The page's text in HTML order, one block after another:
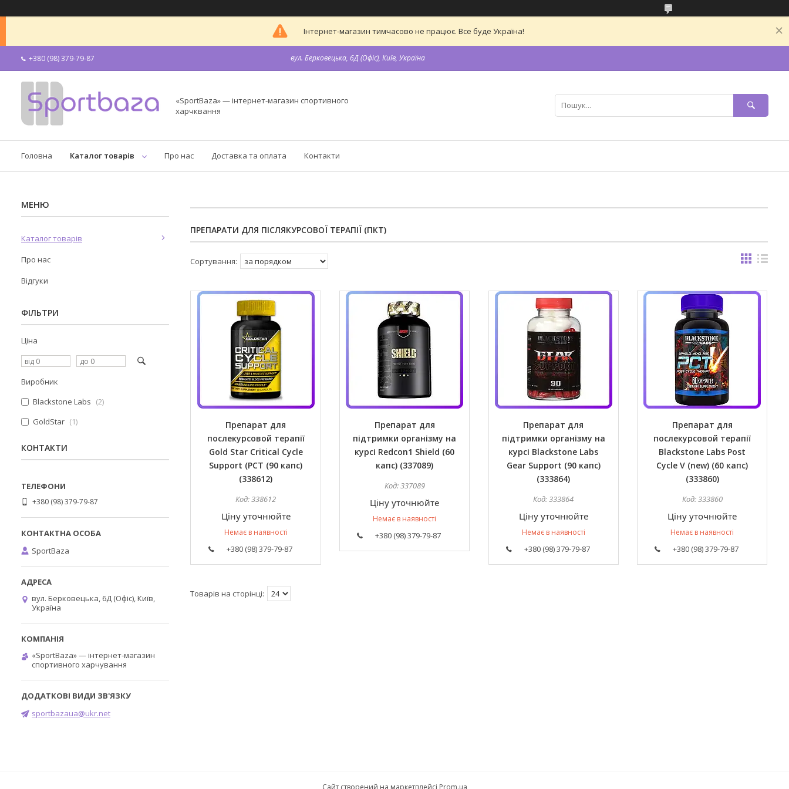
Інтернет-магазин тимчасово не працює. Все буде Україна!
+380 (98) 379-79-87 вул. Берковецька, 6Д (Офіс), Київ, Україна
«SportBaza» — інтернет-магазин спортивного
харчквання
Головна Каталог товарів Про нас Доставка та оплата Контакти
ПРЕПАРАТИ ДЛЯ ПІСЛЯКУРСОВОЇ ТЕРАПІЇ (ПКТ)
Препарат для
послекурсовой терапії
Gold Star Critical Cycle
Support (PCT (90 капс)
(338612)
338612
Ціну уточнюйте
Немає в наявності
+380 (98) 379-79-87
Препарат для
підтримки організму на
курсі Redcon1 Shield (60
капс) (337089)
337089
Ціну уточнюйте
Немає в наявності
+380 (98) 379-79-87
Препарат для
підтримки організму на
курсі Blackstone Labs
Gear Support (90 капс)
(333864)
333864
Ціну уточнюйте
Немає в наявності
+380 (98) 379-79-87
Препарат для
послекурсовой терапії
Blackstone Labs Post
Cycle V (new) (60 капс)
(333860)
333860
Ціну уточнюйте
Немає в наявності
+380 (98) 379-79-87
Каталог товарів
Про нас
Відгуки
ФІЛЬТРИ
Ціна
Виробник
Blackstone Labs
2
GoldStar
1
КОНТАКТИ
+380 (98) 379-79-87
SportBaza
вул. Берковецька, 6Д (Офіс), Київ,
Україна
«SportBaza» — інтернет-магазин
спортивного харчування
sportbazaua@ukr.net
Сайт створений на маркетплейсі Prom.ua